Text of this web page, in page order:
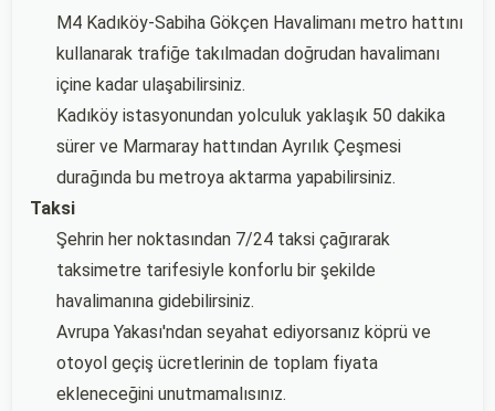
M4 Kadıköy-Sabiha Gökçen Havalimanı metro hattını
kullanarak trafiğe takılmadan doğrudan havalimanı
içine kadar ulaşabilirsiniz.
Kadıköy istasyonundan yolculuk yaklaşık 50 dakika
sürer ve Marmaray hattından Ayrılık Çeşmesi
durağında bu metroya aktarma yapabilirsiniz.
Taksi
Şehrin her noktasından 7/24 taksi çağırarak
taksimetre tarifesiyle konforlu bir şekilde
havalimanına gidebilirsiniz.
Avrupa Yakası'ndan seyahat ediyorsanız köprü ve
otoyol geçiş ücretlerinin de toplam fiyata
ekleneceğini unutmamalısınız.